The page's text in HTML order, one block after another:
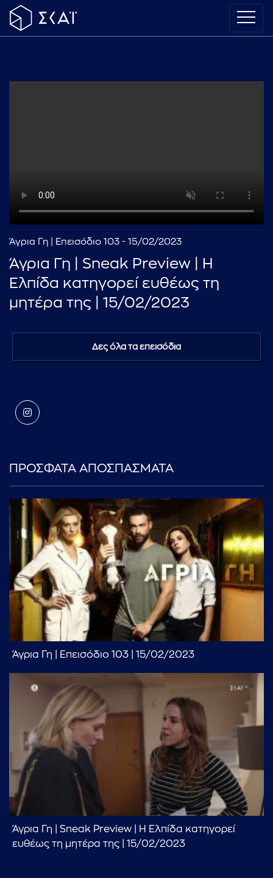
...πληκτρολογήστε κείμενο προς αναζήτηση
Άγρια Γη | Επεισόδιο 103 - 15/02/2023
Άγρια Γη | Sneak Preview | Η
Ελπίδα κατηγορεί ευθέως τη
μητέρα της | 15/02/2023
Δες όλα τα επεισόδια
ΠΡΟΣΦΑΤΑ ΑΠΟΣΠΑΣΜΑΤΑ
Άγρια Γη | Επεισόδιο 103 | 15/02/2023
Άγρια Γη | Sneak Preview | Η Ελπίδα κατηγορεί
ευθέως τη μητέρα της | 15/02/2023